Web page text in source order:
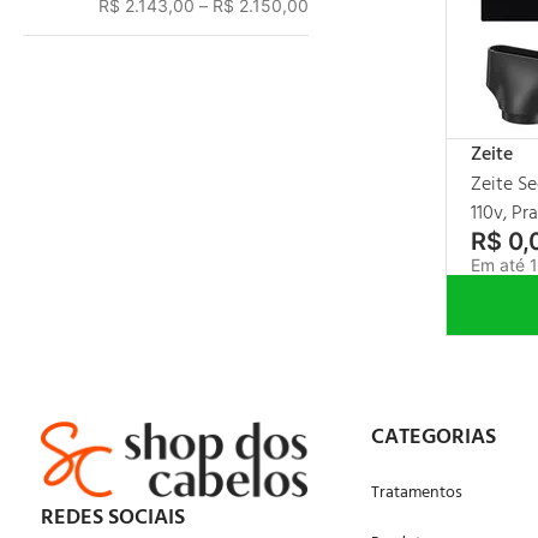
R$ 2.143,00 – R$ 2.150,00
Zeite
Zeite
110v,
R$ 0,
Em até
REDES SOCIAIS
CATEGORIAS
Tratamentos